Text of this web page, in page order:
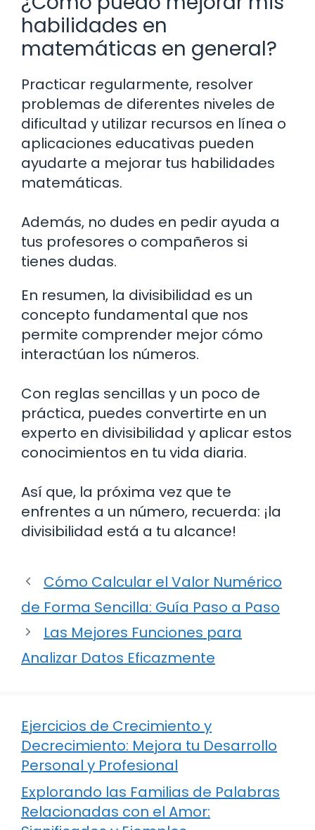
habilidades en
matemáticas en general?
Practicar regularmente, resolver
problemas de diferentes niveles de
dificultad y utilizar recursos en línea o
aplicaciones educativas pueden
ayudarte a mejorar tus habilidades
matemáticas.
Además, no dudes en pedir ayuda a
tus profesores o compañeros si
tienes dudas.
En resumen, la divisibilidad es un
concepto fundamental que nos
permite comprender mejor cómo
interactúan los números.
Con reglas sencillas y un poco de
práctica, puedes convertirte en un
experto en divisibilidad y aplicar estos
conocimientos en tu vida diaria.
Así que, la próxima vez que te
enfrentes a un número, recuerda: ¡la
divisibilidad está a tu alcance!
Cómo Calcular el Valor Numérico
de Forma Sencilla: Guía Paso a Paso
Las Mejores Funciones para
Analizar Datos Eficazmente
Ejercicios de Crecimiento y
Decrecimiento: Mejora tu Desarrollo
Personal y Profesional
Explorando las Familias de Palabras
Relacionadas con el Amor: